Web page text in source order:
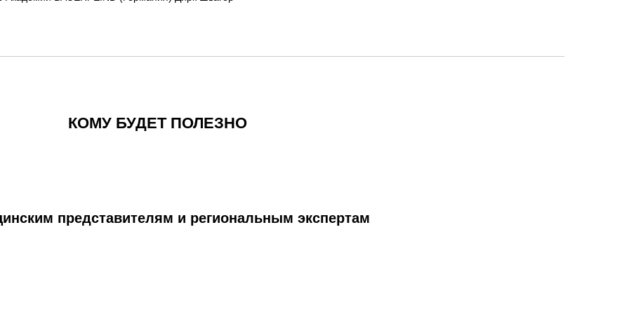
КОМУ БУДЕТ ПОЛЕЗНО
представителям и региональным экспертам